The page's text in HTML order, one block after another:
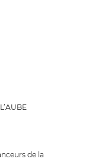
de la